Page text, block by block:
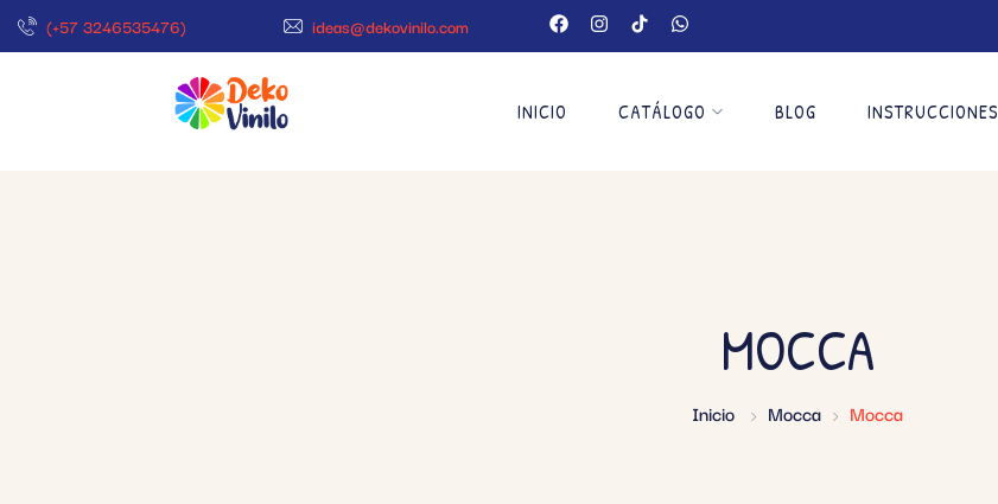
(+57 3246535476) ideas@dekovinilo.com
INICIO CATÁLOGO BLOG INSTRUCCIONES
MOCCA
Inicio Mocca Mocca